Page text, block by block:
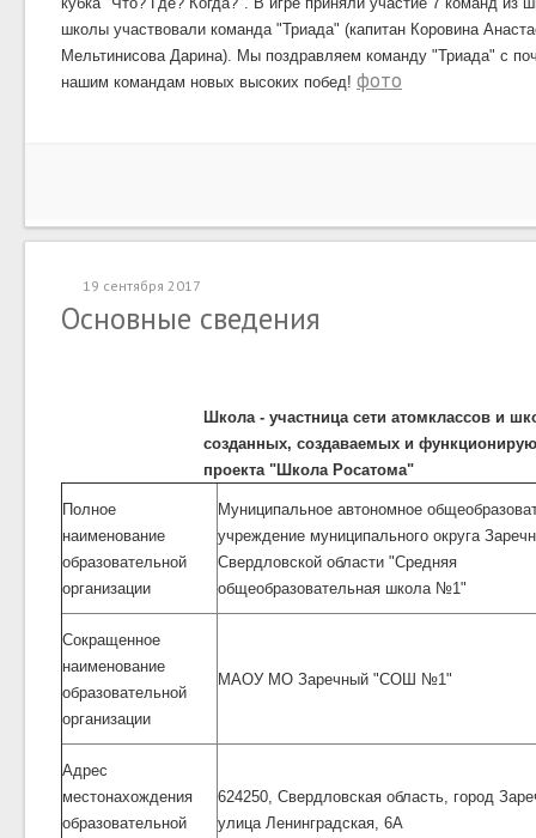
школы участвовали команда "Триада" (капитан Коровина
Мельтинисова Дарина). Мы поздравляем команду "Триада" с
нашим командам новых высоких побед! фото
19 сентября 2017
Основные сведения
Школа - участница сети атомклассов и
созданных, создаваемых и
проекта "Школа Росатома"
Полное
наименование
образовательной
организации
Муниципальное автономное
учреждение муниципального округа
Свердловской области "Средняя
общеобразовательная школа №1"
Сокращенное
наименование
образовательной
организации
МАОУ МО Заречный "СОШ №1"
Адрес
местонахождения
образовательной
624250, Свердловская область, город
улица Ленинградская, 6А